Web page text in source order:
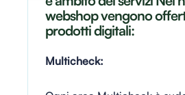
webshop vengono
prodotti digitali:
Multicheck: